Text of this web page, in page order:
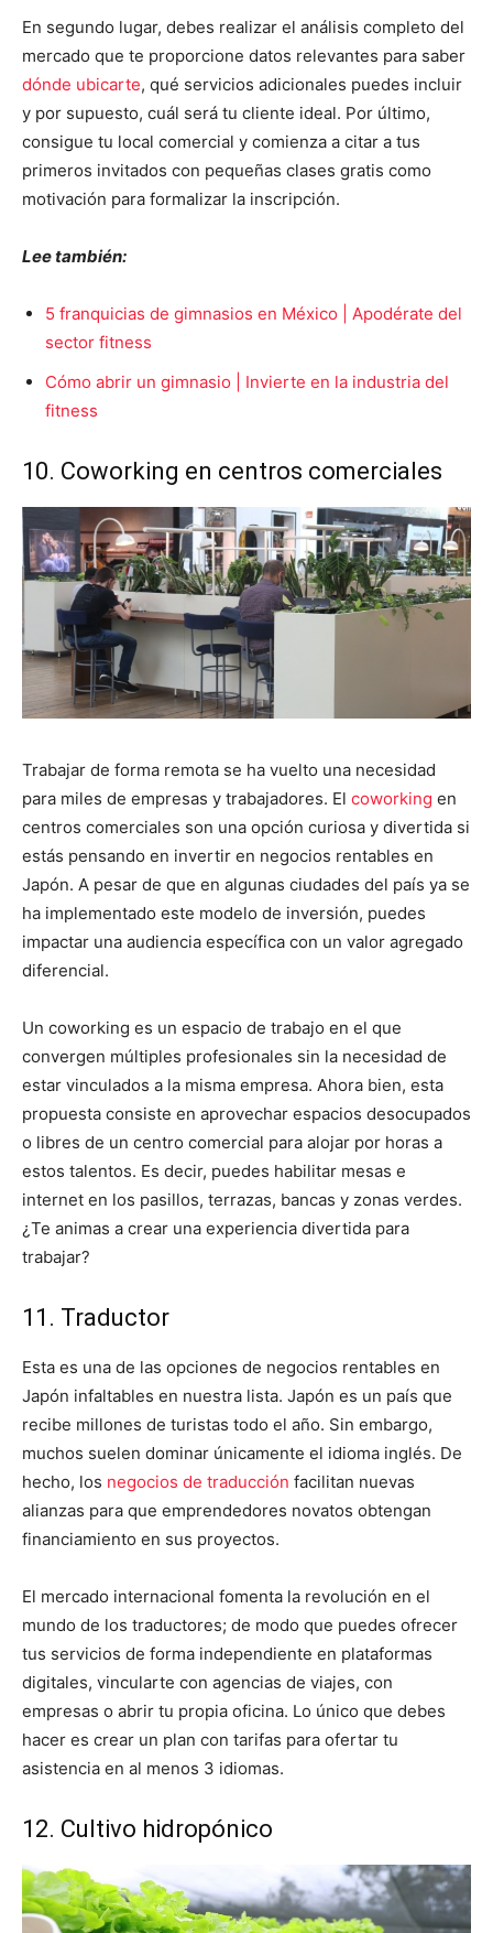
En segundo lugar, debes realizar el análisis completo del
mercado que te proporcione datos relevantes para saber
dónde ubicarte, qué servicios adicionales puedes incluir
y por supuesto, cuál será tu cliente ideal. Por último,
consigue tu local comercial y comienza a citar a tus
primeros invitados con pequeñas clases gratis como
motivación para formalizar la inscripción.
Lee también:
5 franquicias de gimnasios en México | Apodérate del
sector fitness
Cómo abrir un gimnasio | Invierte en la industria del
fitness
10. Coworking en centros comerciales
Trabajar de forma remota se ha vuelto una necesidad
para miles de empresas y trabajadores. El coworking en
centros comerciales son una opción curiosa y divertida si
estás pensando en invertir en negocios rentables en
Japón. A pesar de que en algunas ciudades del país ya se
ha implementado este modelo de inversión, puedes
impactar una audiencia específica con un valor agregado
diferencial.
Un coworking es un espacio de trabajo en el que
convergen múltiples profesionales sin la necesidad de
estar vinculados a la misma empresa. Ahora bien, esta
propuesta consiste en aprovechar espacios desocupados
o libres de un centro comercial para alojar por horas a
estos talentos. Es decir, puedes habilitar mesas e
internet en los pasillos, terrazas, bancas y zonas verdes.
¿Te animas a crear una experiencia divertida para
trabajar?
11. Traductor
Esta es una de las opciones de negocios rentables en
Japón infaltables en nuestra lista. Japón es un país que
recibe millones de turistas todo el año. Sin embargo,
muchos suelen dominar únicamente el idioma inglés. De
hecho, los negocios de traducción facilitan nuevas
alianzas para que emprendedores novatos obtengan
financiamiento en sus proyectos.
El mercado internacional fomenta la revolución en el
mundo de los traductores; de modo que puedes ofrecer
tus servicios de forma independiente en plataformas
digitales, vincularte con agencias de viajes, con
empresas o abrir tu propia oficina. Lo único que debes
hacer es crear un plan con tarifas para ofertar tu
asistencia en al menos 3 idiomas.
12. Cultivo hidropónico